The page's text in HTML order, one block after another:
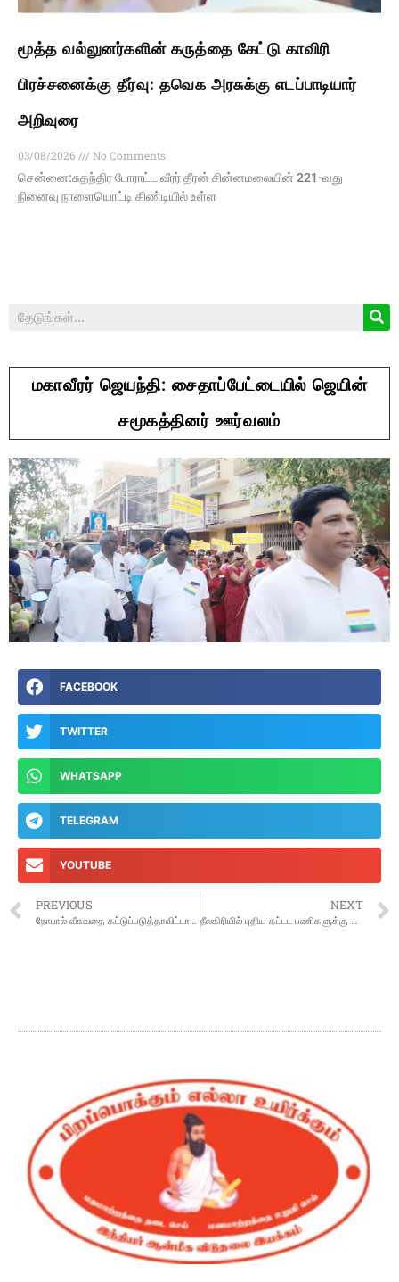
மூத்த வல்லுனர்களின் கருத்தை கேட்டு காவிரி
பிரச்சனைக்கு தீர்வு: தவெக அரசுக்கு எடப்பாடியார்
அறிவுரை
03/08/2026
No Comments
சென்னை:சுதந்திர போராட்ட வீரர் தீரன் சின்னமலையின் 221-வது
நினைவு நாளையொட்டி கிண்டியில் உள்ள
மகாவீரர் ஜெயந்தி: சைதாப்பேட்டையில் ஜெயின்
சமூகத்தினர் ஊர்வலம்
FACEBOOK
TWITTER
WHATSAPP
TELEGRAM
YOUTUBE
PREVIOUS NEXT